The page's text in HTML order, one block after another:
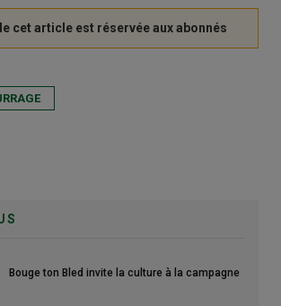
Bouge ton Bled invite la culture à la campagne